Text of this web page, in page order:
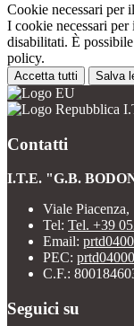
Cookie necessari per
I cookie necessari per
disabilitati. È
policy.
Accetta tutti Salva
Contatti
I.T.E. "G.B.
Viale Piacenza,
Tel: Tel. +39
Email:
PEC:
C.F.:
Seguici su